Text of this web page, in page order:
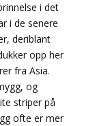
i det
i de senere
deriblant
opp her
fra Asia.
og
striper på
ofte er mer